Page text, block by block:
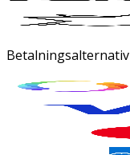
Betalningsalternativ